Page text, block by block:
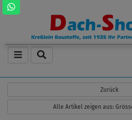
Zurück
Alle Artikel zeigen aus: